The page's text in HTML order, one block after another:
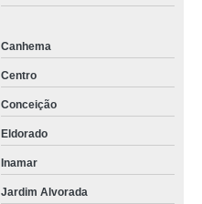
Canhema
Centro
Conceição
Eldorado
Inamar
Jardim Alvorada